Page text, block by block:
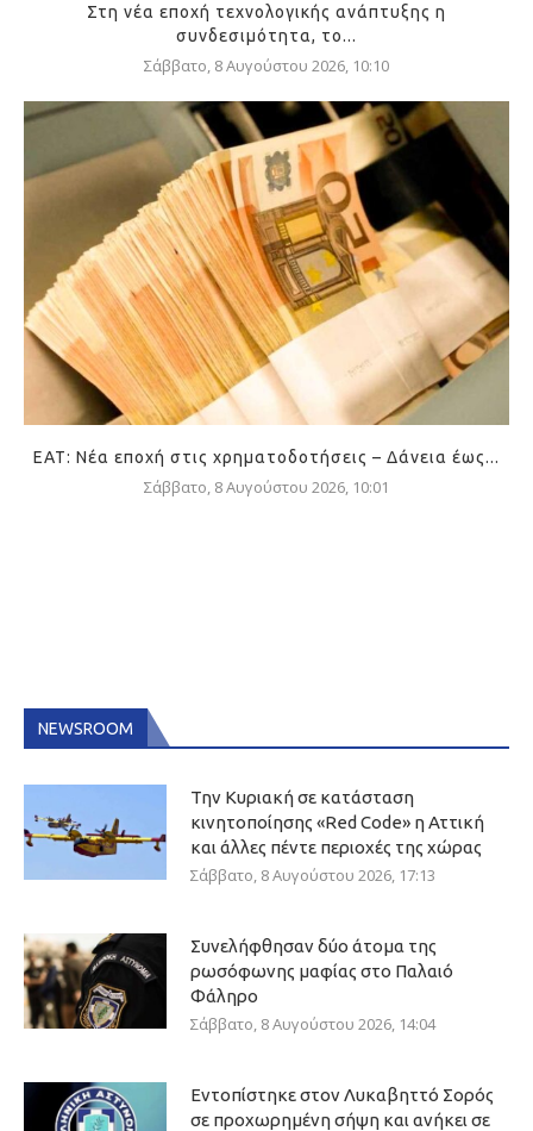
Στη νέα εποχή τεχνολογικής ανάπτυξης η
συνδεσιμότητα, το...
Σάββατο, 8 Αυγούστου 2026, 10:10
ΕΑΤ: Νέα εποχή στις χρηματοδοτήσεις – Δάνεια έως...
Σάββατο, 8 Αυγούστου 2026, 10:01
NEWSROOM
Την Κυριακή σε κατάσταση
κινητοποίησης «Red Code» η Αττική
και άλλες πέντε περιοχές της χώρας
Σάββατο, 8 Αυγούστου 2026, 17:13
Συνελήφθησαν δύο άτομα της
ρωσόφωνης μαφίας στο Παλαιό
Φάληρο
Σάββατο, 8 Αυγούστου 2026, 14:04
Εντοπίστηκε στον Λυκαβηττό Σορός
σε προχωρημένη σήψη και ανήκει σε